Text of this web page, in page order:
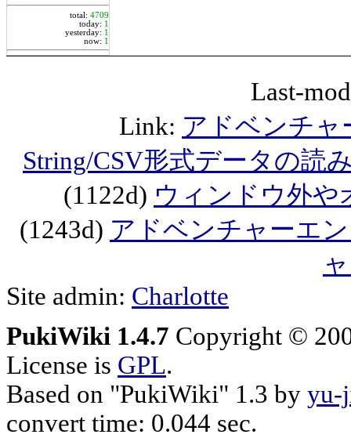
total: 4709
today: 1
yesterday: 1
now: 1
Last-
Link: アドベンチャ
String/CSV形式データの読
(1122d) ウィンドウ外や
(1243d) アドベンチャーエ
Site admin: Charlotte
PukiWiki 1.4.7 Copyright ©
License is GPL.
Based on "PukiWiki" 1.3 by yu-
convert time: 0.044 sec.